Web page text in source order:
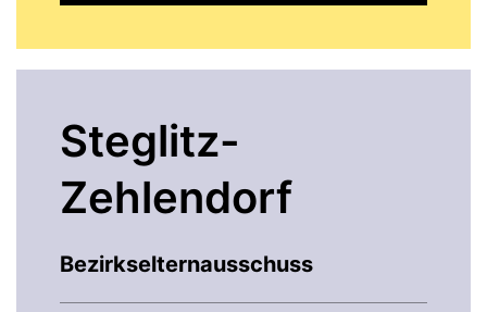
Steglitz-
Zehlendorf
Bezirkselternausschuss